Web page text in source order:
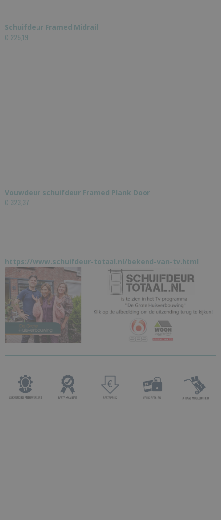
Schuifdeur Framed Midrail
€ 225,19
Vouwdeur schuifdeur Framed Plank Door
€ 323,37
https://www.schuifdeur-totaal.nl/bekend-van-tv.html